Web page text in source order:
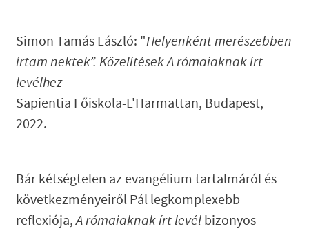
Simon Tamás László: "Helyenként merészebben
írtam nektek”. Közelítések A rómaiaknak írt
levélhez
Sapientia Főiskola-L'Harmattan, Budapest,
2022.
Bár kétségtelen az evangélium tartalmáról és
következményeiről Pál legkomplexebb
reflexiója,A rómaiaknak írt levél bizonyos